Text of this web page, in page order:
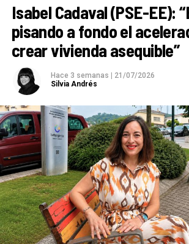
Isabel Cadaval (PSE-EE):
pisando a fondo el
crear vivienda asequible”
Hace 3 semanas | 21/07/2026
Silvia Andrés